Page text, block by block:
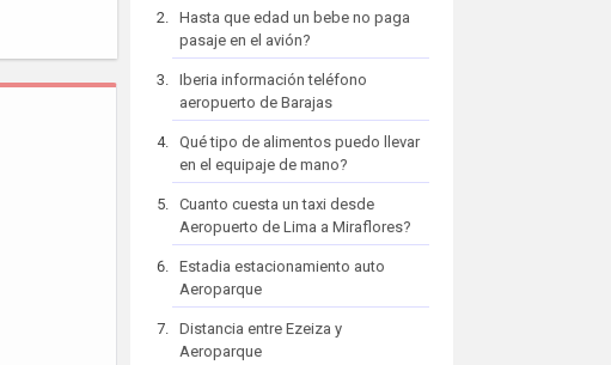
Hasta que edad un bebe no paga
pasaje en el avión?
Iberia información teléfono
aeropuerto de Barajas
Qué tipo de alimentos puedo llevar
en el equipaje de mano?
Cuanto cuesta un taxi desde
Aeropuerto de Lima a Miraflores?
Estadia estacionamiento auto
Aeroparque
Distancia entre Ezeiza y
Aeroparque